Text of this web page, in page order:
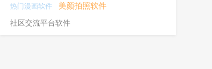
热门漫画软件
美颜拍照软件
社区交流平台软件